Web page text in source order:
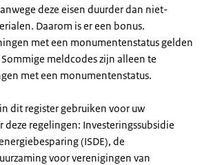
deze eisen duurder dan niet-
Daarom is er een bonus.
met een monumentenstatus gelden
meldcodes zijn alleen te
met een monumentenstatus.
dit register gebruiken voor uw
deze regelingen: Investeringssubsidie
(ISDE), de
voor verenigingen van